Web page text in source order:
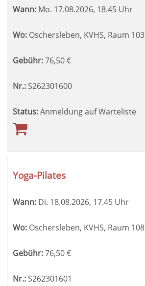
Wann: Mo. 17.08.2026, 18.45 Uhr
Wo: Oschersleben, KVHS, Raum 103
Gebühr:76,50€
Nr.: S262301600
Status:Anmeldung auf Warteliste
Yoga-Pilates
Wann: Di. 18.08.2026, 17.45 Uhr
Wo: Oschersleben, KVHS, Raum 108
Gebühr:76,50€
Nr.:S262301601